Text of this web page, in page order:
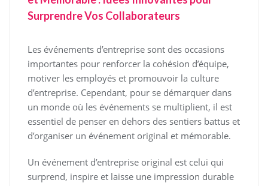
Surprendre Vos Collaborateurs
Les événements d’entreprise sont des occasions
importantes pour renforcer la cohésion d’équipe,
motiver les employés et promouvoir la culture
d’entreprise. Cependant, pour se démarquer dans
un monde où les événements se multiplient, il est
essentiel de penser en dehors des sentiers battus et
d’organiser un événement original et mémorable.
Un événement d’entreprise original est celui qui
surprend, inspire et laisse une impression durable